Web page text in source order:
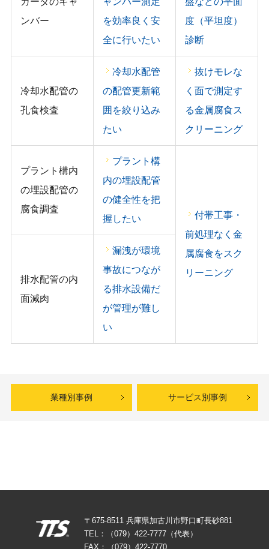
ンバー
を効率良く安
全に行いたい
度（平坦度）
診断
冷却水配管の
孔食検査
冷却水配管
の配管更新範
囲を絞り込み
たい
抜けモレな
く面で測定す
る金属腐食ス
クリーニング
プラント構内
の埋設配管の
腐食調査
プラント構
内の埋設配管
の健全性を把
握したい
付帯工事・
前処理なく金
属腐食をスク
リーニング
排水配管の内
面減肉
漏洩が環境
事故につなが
る排水設備だ
が管理が難し
い
業種別事例 サービス別事例
〒675-8511 兵庫県加古川市野口町長砂881
TEL：（079）422-7777（代表）
FAX：（079）422-7770